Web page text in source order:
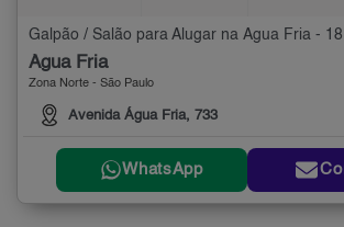
Galpão / Salão para Alugar na Água Fria - 18
Água Fria
Zona Norte - São Paulo
Avenida Água Fria, 733
WhatsApp